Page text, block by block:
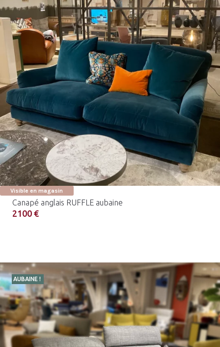
Visible en magasin
Canapé anglais RUFFLE aubaine
2100 €
AUBAINE !